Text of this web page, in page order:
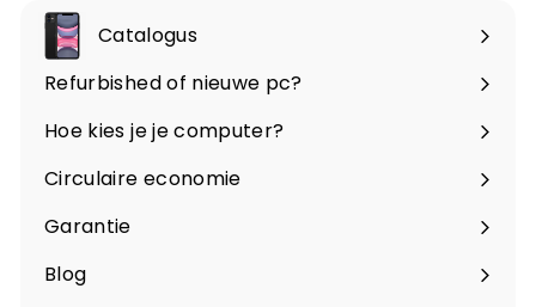
Catalogus
Menu
openen
Refurbished of nieuwe pc?
Hoe kies je je computer?
Circulaire economie
Garantie
Blog